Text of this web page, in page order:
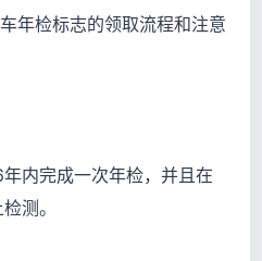
年检标志的领取流程和注意
内完成一次年检，并且在
测。